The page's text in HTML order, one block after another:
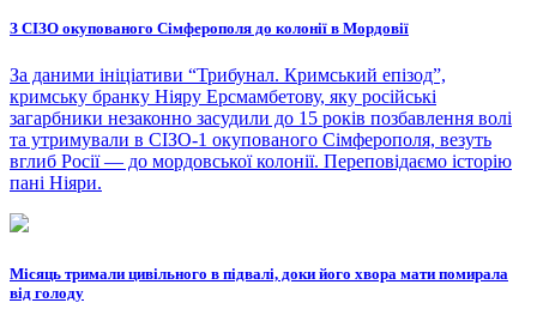
З СІЗО окупованого Сімферополя до колонії в Мордовії
За даними ініціативи “Трибунал. Кримський епізод”,
кримську бранку Ніяру Ерсмамбетову, яку російські
загарбники незаконно засудили до 15 років позбавлення волі
та утримували в СІЗО-1 окупованого Сімферополя, везуть
вглиб Росії — до мордовської колонії. Переповідаємо історію
пані Ніяри.
Місяць тримали цивільного в підвалі, доки його хвора мати помирала
від голоду